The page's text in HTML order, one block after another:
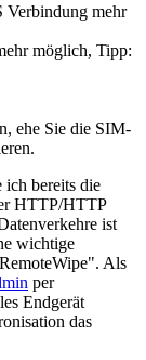
Verbindung mehr
möglich, Tipp:
ehe Sie die SIM-
ich bereits die
HTTP/HTTP
ist
wichtige
Als
per
Endgerät
das